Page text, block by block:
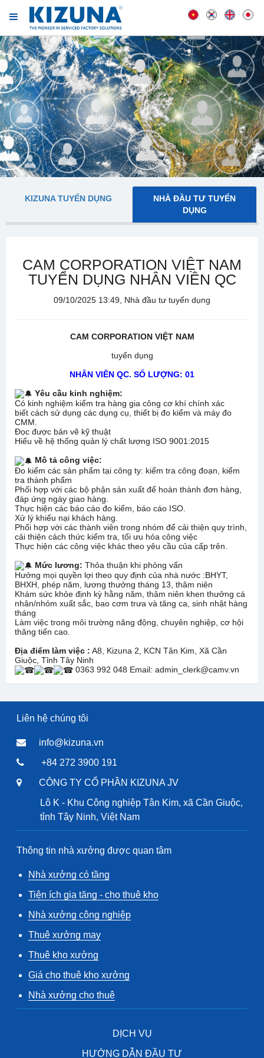
KIZUNA TUYỂN DỤNG
NHÀ ĐẦU TƯ TUYỂN
DỤNG
CAM CORPORATION VIỆT NAM
TUYỂN DỤNG NHÂN VIÊN QC
09/10/2025 13:49, Nhà đầu tư tuyển dụng
CAM CORPORATION VIỆT NAM
tuyển dụng
NHÂN VIÊN QC. SỐ LƯỢNG: 01
Yêu cầu kinh nghiệm:
Có kinh nghiệm kiểm tra hàng gia công cơ khí chính xác
biết cách sử dụng các dụng cụ, thiết bị đo kiểm và máy đo
CMM.
Đọc được bản vẽ kỹ thuật
Hiểu về hệ thống quản lý chất lượng ISO 9001:2015
Mô tả công việc:
Đo kiểm các sản phẩm tại công ty: kiểm tra công đoạn, kiểm
tra thành phẩm
Phối hợp với các bộ phận sản xuất để hoàn thành đơn hàng,
đáp ứng ngày giao hàng.
Thực hiện các báo cáo đo kiểm, báo cáo ISO.
Xử lý khiếu nại khách hàng.
Phối hợp với các thành viên trong nhóm để cải thiện quy trình,
cải thiện cách thức kiểm tra, tối ưu hóa công việc
Thực hiện các công việc khác theo yêu cầu của cấp trên.
Mức lương: Thỏa thuận khi phỏng vấn
Hưởng mọi quyền lợi theo quy định của nhà nước :BHYT,
BHXH, phép năm, lương thưởng tháng 13, thâm niên
Khám sức khỏe định kỳ hằng năm, thâm niên khen thưởng cá
nhân/nhóm xuất sắc, bao cơm trưa và tăng ca, sinh nhật hàng
tháng
Làm việc trong môi trường năng động, chuyên nghiệp, cơ hội
thăng tiến cao.
Địa điểm làm việc : A8, Kizuna 2, KCN Tân Kim, Xã Cần
Giuộc, Tỉnh Tây Ninh
0363 992 048 Email: admin_clerk@camv.vn
Liên hệ chúng tôi
info@kizuna.vn
+84 272 3900 191
CÔNG TY CỔ PHẦN KIZUNA JV
Lô K - Khu Công nghiệp Tân Kim, xã Cần Giuộc,
tỉnh Tây Ninh, Việt Nam
Thông tin nhà xưởng được quan tâm
Nhà xưởng có tầng
Tiện ích gia tăng - cho thuê kho
Nhà xưởng công nghiệp
Thuê xưởng may
Thuê kho xưởng
Giá cho thuê kho xưởng
Nhà xưởng cho thuê
DỊCH VỤ
HƯỚNG DẪN ĐẦU TƯ